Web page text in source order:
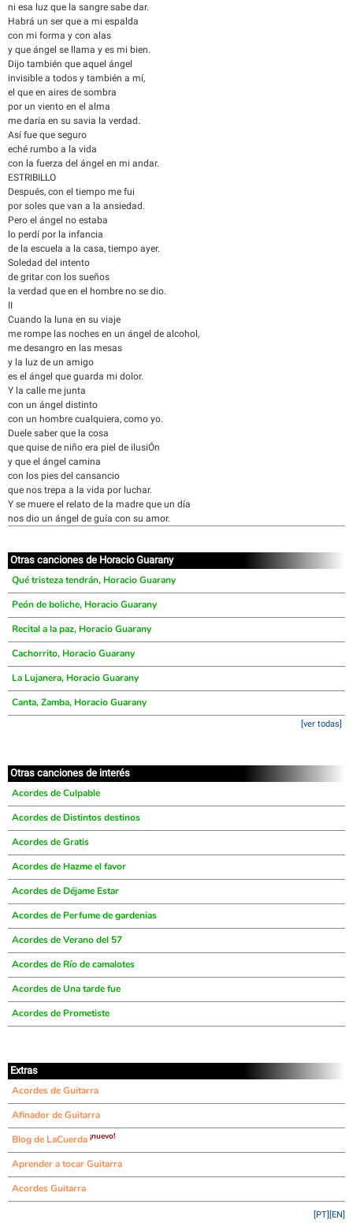
ni esa luz que la sangre sabe dar.
Habrá un ser que a mi espalda
con mi forma y con alas
y que ángel se llama y es mi bien.
Dijo también que aquel ángel
invisible a todos y también a mí,
el que en aires de sombra
por un viento en el alma
me daría en su savia la verdad.
Así fue que seguro
eché rumbo a la vida
con la fuerza del ángel en mi andar.
ESTRIBILLO
Después, con el tiempo me fui
por soles que van a la ansiedad.
Pero el ángel no estaba
lo perdí por la infancia
de la escuela a la casa, tiempo ayer.
Soledad del intento
de gritar con los sueños
la verdad que en el hombre no se dio.
II
Cuando la luna en su viaje
me rompe las noches en un ángel de alcohol,
me desangro en las mesas
y la luz de un amigo
es el ángel que guarda mi dolor.
Y la calle me junta
con un ángel distinto
con un hombre cualquiera, como yo.
Duele saber que la cosa
que quise de niño era piel de ilusiÓn
y que el ángel camina
con los pies del cansancio
que nos trepa a la vida por luchar.
Y se muere el relato de la madre que un día
nos dio un ángel de guía con su amor.
Otras canciones de Horacio Guarany
Qué tristeza tendrán, Horacio Guarany
Peón de boliche, Horacio Guarany
Recital a la paz, Horacio Guarany
Cachorrito, Horacio Guarany
La Lujanera, Horacio Guarany
Canta, Zamba, Horacio Guarany
[ver todas]
Otras canciones de interés
Acordes de Culpable
Acordes de Distintos destinos
Acordes de Gratis
Acordes de Hazme el favor
Acordes de Déjame Estar
Acordes de Perfume de gardenias
Acordes de Verano del 57
Acordes de Río de camalotes
Acordes de Una tarde fue
Acordes de Prometiste
Extras
Acordes de Guitarra
Afinador de Guitarra
Blog de LaCuerda ¡nuevo!
Aprender a tocar Guitarra
Acordes Guitarra
[EN]
[PT]